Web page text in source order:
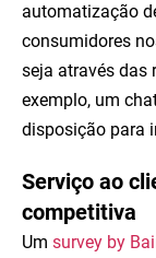
automatização
consumidores
seja através das
exemplo, um
disposição para
Serviço ao
competitiva
Um survey by